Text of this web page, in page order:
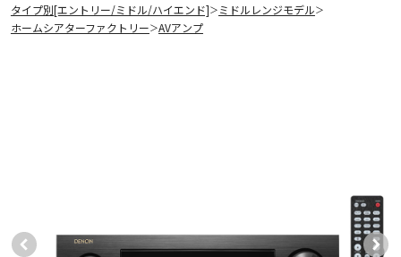
タイプ別[エントリー/ミドル/ハイエンド]＞ ミドルレンジモデル＞
ホームシアターファクトリー＞AVアンプ